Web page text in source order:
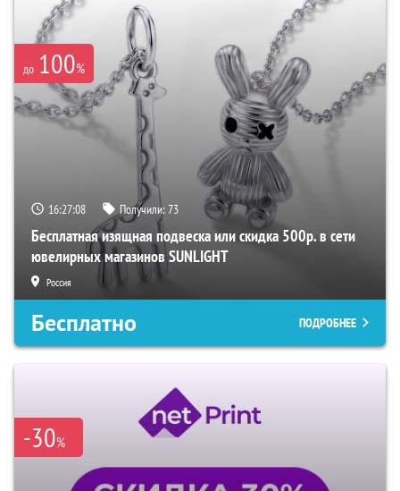
до 100%
16:27:07 Получили:73
Бесплатная изящная подвеска или скидка 500р. в сети
ювелирных магазинов SUNLIGHT
Россия
Бесплатно ПОДРОБНЕЕ
-30%